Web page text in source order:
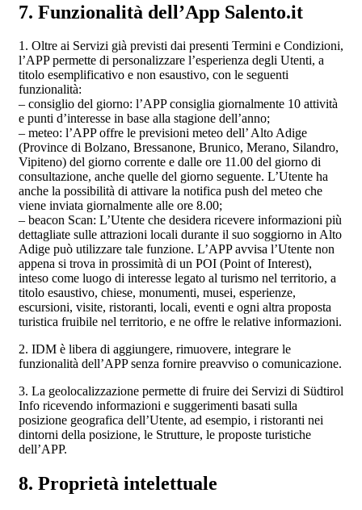
7. Funzionalità dell’App Salento.it
1. Oltre ai Servizi già previsti dai presenti Termini e Condizioni,
l’APP permette di personalizzare l’esperienza degli Utenti, a
titolo esemplificativo e non esaustivo, con le seguenti
funzionalità:
– consiglio del giorno: l’APP consiglia giornalmente 10 attività
e punti d’interesse in base alla stagione dell’anno;
– meteo: l’APP offre le previsioni meteo dell’ Alto Adige
(Province di Bolzano, Bressanone, Brunico, Merano, Silandro,
Vipiteno) del giorno corrente e dalle ore 11.00 del giorno di
consultazione, anche quelle del giorno seguente. L’Utente ha
anche la possibilità di attivare la notifica push del meteo che
viene inviata giornalmente alle ore 8.00;
– beacon Scan: L’Utente che desidera ricevere informazioni più
dettagliate sulle attrazioni locali durante il suo soggiorno in Alto
Adige può utilizzare tale funzione. L’APP avvisa l’Utente non
appena si trova in prossimità di un POI (Point of Interest),
inteso come luogo di interesse legato al turismo nel territorio, a
titolo esaustivo, chiese, monumenti, musei, esperienze,
escursioni, visite, ristoranti, locali, eventi e ogni altra proposta
turistica fruibile nel territorio, e ne offre le relative informazioni.
2. IDM è libera di aggiungere, rimuovere, integrare le
funzionalità dell’APP senza fornire preavviso o comunicazione.
3. La geolocalizzazione permette di fruire dei Servizi di Südtirol
Info ricevendo informazioni e suggerimenti basati sulla
posizione geografica dell’Utente, ad esempio, i ristoranti nei
dintorni della posizione, le Strutture, le proposte turistiche
dell’APP.
8. Proprietà intelettuale